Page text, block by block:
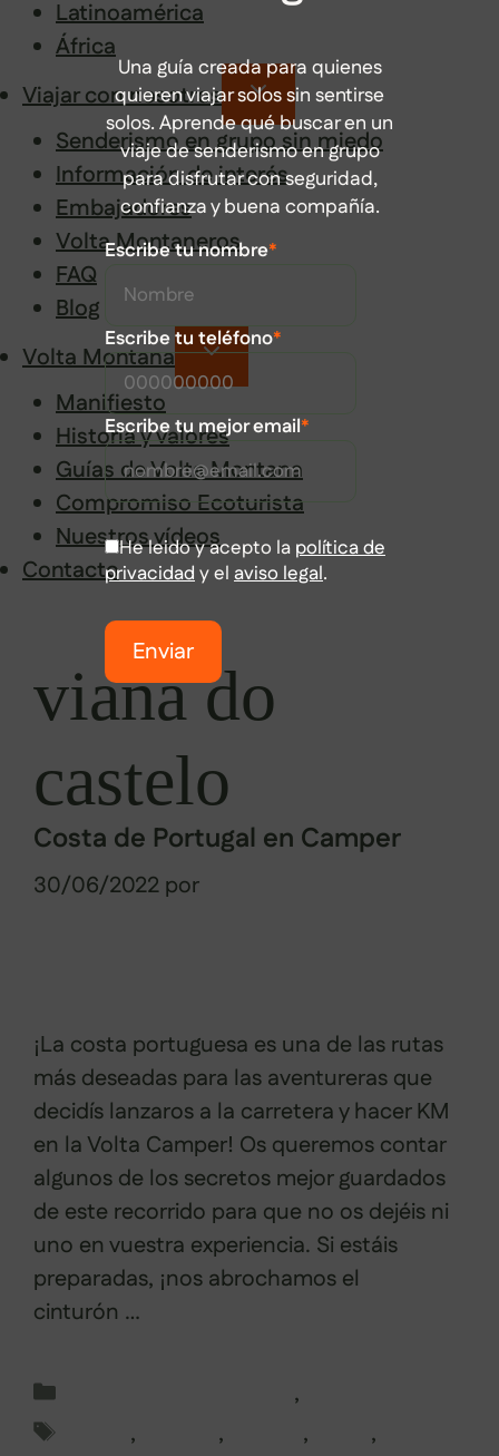
Latinoamérica
África
Viajar con nosotros
Senderismo en grupo sin miedo
Información de interés
Embajadores
Volta Montaneros
FAQ
Blog
Volta Montana
Manifiesto
Historia y valores
Guías de Volta Montana
Compromiso Ecoturista
Nuestros vídeos
Contacto
contenido
viana do
castelo
Costa de Portugal en Camper
30/06/2022 por
¡La costa portuguesa es una de las rutas
más deseadas para las aventureras que
decidís lanzaros a la carretera y hacer KM
en la Volta Camper! Os queremos contar
algunos de los secretos mejor guardados
de este recorrido para que no os dejéis ni
uno en vuestra experiencia. Si estáis
preparadas, ¡nos abrochamos el
cinturón …
,
, , , ,
Una guía creada para quienes
quieren viajar solos sin sentirse
solos. Aprende qué buscar en un
viaje de senderismo en grupo
para disfrutar con seguridad,
confianza y buena compañía.
Escribe tu nombre*
Escribe tu teléfono*
Escribe tu mejor email*
He leido y acepto la política de
privacidady el aviso legal.
Enviar